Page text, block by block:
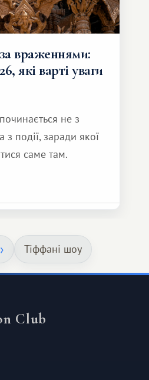
враженнями:
які варті уваги
не з
з події, заради якої
саме там.
Тіффані шоу
Club